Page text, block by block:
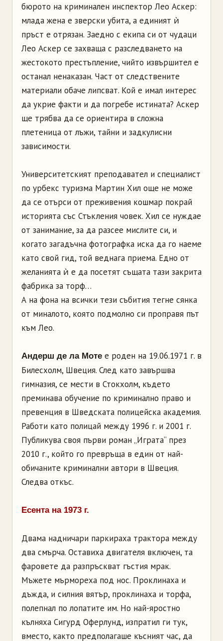
бюрото на криминален инспектор Лео Аскер:
млада жена е зверски убита, а единият ѝ
пръст е отрязан. Заедно с екипа си от чудаци
Лео Аскер се захваща с разследването на
жестокото престъпление, чийто извършител е
останал ненаказан. Част от следствените
материали обаче липсват. Кой е имал интерес
да укрие факти и да погребе истината? Аскер
ще трябва да се ориентира в сложна
плетеница от лъжи, тайни и задкулисни
зависимости.
Университетският преподавател и специалист
по урбекс туризма Мартин Хил още не може
да се отърси от преживения кошмар покрай
историята със Стъкления човек. Хил се нуждае
от занимание, за да разсее мислите си, и
когато загадъчна фотографка иска да го наеме
като свой гид, той веднага приема. Едно от
желанията ѝ е да посетят същата тази закрита
фабрика за торф…
А на фона на всички тези събития тегне сянка
от миналото, която подмолно си проправя път
към Лео.
Андерш де ла Моте е роден на 19.06.1971 г. в
Билесхолм, Швеция. След като завършва
гимназия, се мести в Стокхолм, където
преминава обучение по криминално право и
превенция в Шведската полицейска академия.
Работи като полицай между 1996 г. и 2001 г.
Публикува своя първи роман „Играта“ през
2010 г., който го превръща в един от най-
обичаните криминални автори в Швеция.
Следва откъс.
Есента на 1973 г.
Двама надничари паркираха трактора между
два смърча. Оставиха двигателя включен, та
фаровете да разпръскват гъстия мрак.
Мъжете мърмореха под нос. Проклинаха и
дъжда, и силния вятър, проклинаха и торфа,
полепнал по лопатите им. Но най-яростно
кълняха Сигурд Оферлунд, изпратил ги тук,
вместо, както предполагаше късният час, да